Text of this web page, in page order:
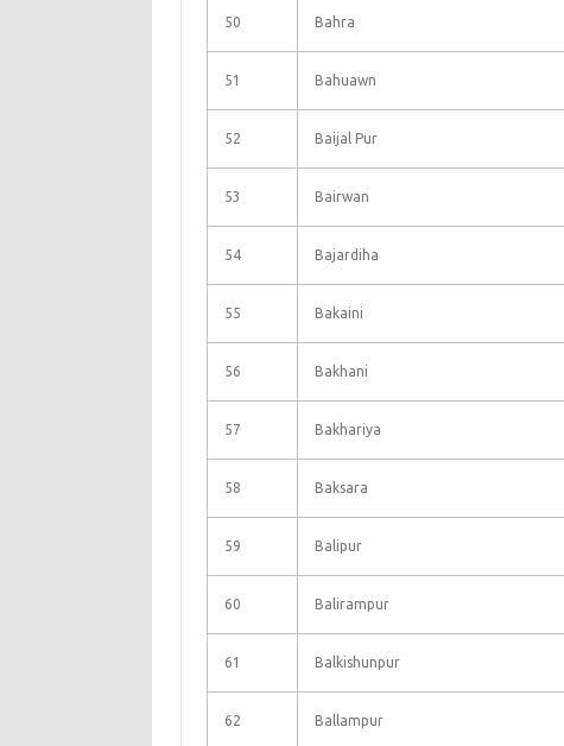
50 Bahra
51 Bahuawn
52 Baijal Pur
53 Bairwan
54 Bajardiha
55 Bakaini
56 Bakhani
57 Bakhariya
58 Baksara
59 Balipur
60 Balirampur
61 Balkishunpur
62 Ballampur